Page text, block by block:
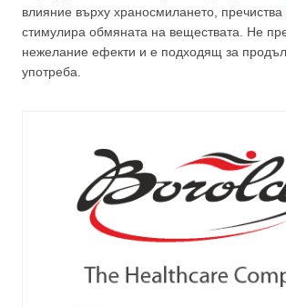
влияние върху храносмилането, пречиства
стимулира обмяната на веществата. Не
нежелание ефекти и е подходящ за
употреба.